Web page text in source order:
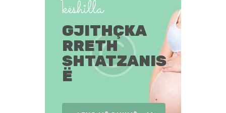
këshilla
GJITHÇKA
RRETH
SHTATZANIS
Ë